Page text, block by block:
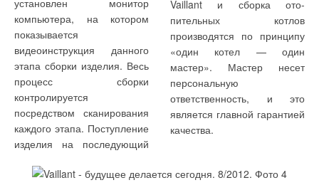
установлен монитор
компьютера, на котором
показывается
видеоинструкция данного
этапа сборки изделия. Весь
процесс сборки
контролируется
посредством сканирования
каждого этапа. Поступление
изделия на последующий
Vaillant и сборка ото-
пительных котлов
производятся по принципу
«один котел — один
мастер». Мастер несет
персональную
ответственность, и это
является главной гарантией
качества.
производящей собственные
лампы. Блок построен
очень добротно, но имеет
небольшое число
различных размеров и
очень высокую стоимость —
более $ 1000 за 1000 м3/ч
обрабатываемого воздуха,
делая использование
БОВов недоступным.
Методика расчета числа
ламп также закрыта.
выдвигания кассеты с
лампами вбок по
специальным рельсам.
Стоимость БОВа для
КЦКП-10 при расходе 10
тыс. м3/ч — не более $ 600-
800 за 1000 м3/ч.
Использование блоков
увеличением расходов
утечка воздуха отсутствует,
Известно, что
межсекционное соединение
состоит из непосредственно
секций, ниппеля и
герметизирующей
прокладки (рис. 3).
Особенности конструкции
учитывать и усилие
соединения секций. При
производстве величина
этого усилия задана и
Рабочее давление —